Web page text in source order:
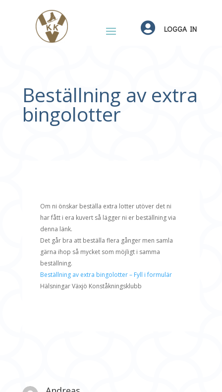
 LOGGA IN
Beställning av extra
bingolotter
Om ni önskar beställa extra lotter utöver det ni
har fått i era kuvert så lägger ni er beställning via
denna länk.
Det går bra att beställa flera gånger men samla
gärna ihop så mycket som möjligt i samma
beställning.
Beställning av extra bingolotter – Fyll i formulär
Hälsningar Växjö Konståkningsklubb